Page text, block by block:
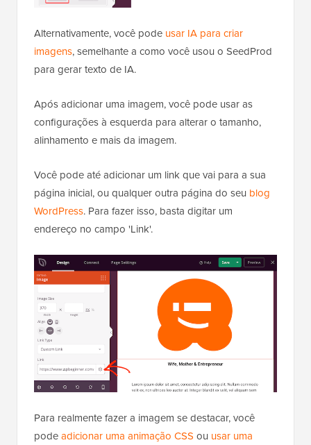
Alternativamente, você pode usar IA para criar
imagens, semelhante a como você usou o SeedProd
para gerar texto de IA.
Após adicionar uma imagem, você pode usar as
configurações à esquerda para alterar o tamanho,
alinhamento e mais da imagem.
Você pode até adicionar um link que vai para a sua
página inicial, ou qualquer outra página do seu blog
WordPress. Para fazer isso, basta digitar um
endereço no campo 'Link'.
Para realmente fazer a imagem se destacar, você
podeadicionar uma animação CSS ou usar uma